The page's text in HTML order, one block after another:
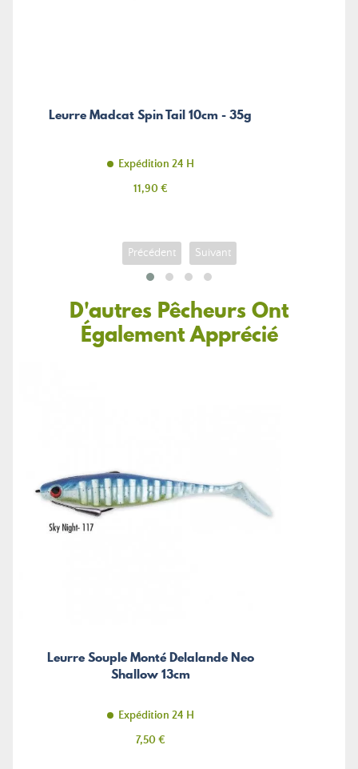
Leurre Madcat Spin Tail 10cm - 35g
Expédition 24 H
Prix
11,90 €
Précédent Suivant
D'autres Pêcheurs Ont
Également Apprécié
Leurre Souple Monté Delalande Neo
Shallow 13cm
Expédition 24 H
Prix
7,50 €